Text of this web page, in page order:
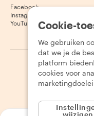
Facebook
Instagram
YouTube
2026
Cookie-
We gebruiken
dat we je de
platform
cookies voor
wijzigen